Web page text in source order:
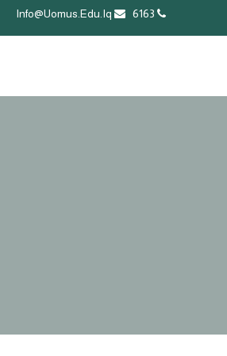
Info@Uomus.Edu.Iq